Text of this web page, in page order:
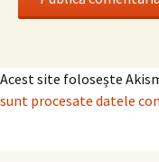
Acest site folosește
sunt procesate datele